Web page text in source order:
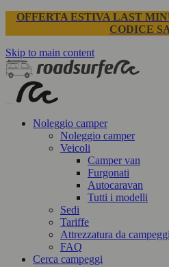
OFFERTA ESTIVA LAST
CODICE
Skip to main content
Noleggio camper
Noleggio camper
Veicoli
Camper van
Furgonati
Autocaravan
Tutti i modelli
Sedi
Tariffe
Attrezzatura da
FAQ
Cerca campeggi